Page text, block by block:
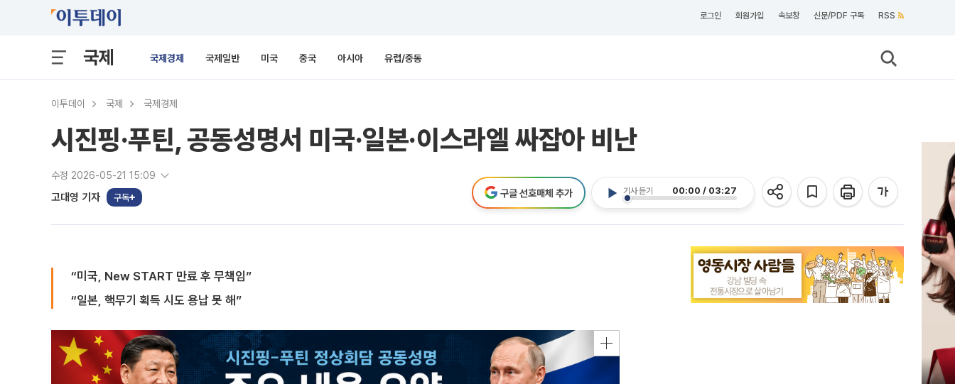
로그인 회원가입 속보창 신문/PDF 구독 RSS
국제 국제경제 국제일반 미국 중국 아시아 유럽/중동
이투데이 국제 국제경제
시진핑·푸틴, 공동성명서 미국·일본·이스라엘 싸잡아 비난
수정 2026-05-21 15:09
고대영 기자 구독
기사 듣기 00:00 / 03:27
구글 선호매체 추가
“미국, New START 만료 후 무책임”
“일본, 핵무기 획득 시도 용납 못 해”